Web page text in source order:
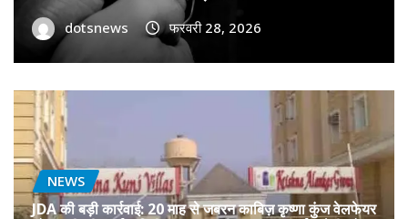
dotsnews फरवरी 28, 2026
NEWS
JDA की बड़ी कार्रवाई: 20 माह से जबरन काबिज़ कृष्णा कुंज वेलफेयर